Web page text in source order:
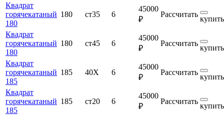
Квадрат
горячекатаный
180
180 ст35 6
45000
₽
Рассчитать
купить
Квадрат
горячекатаный
180
180 ст45 6
45000
₽
Рассчитать
купить
Квадрат
горячекатаный
185
185 40Х 6
45000
₽
Рассчитать
купить
Квадрат
горячекатаный
185
185 ст20 6
45000
₽
Рассчитать
купить